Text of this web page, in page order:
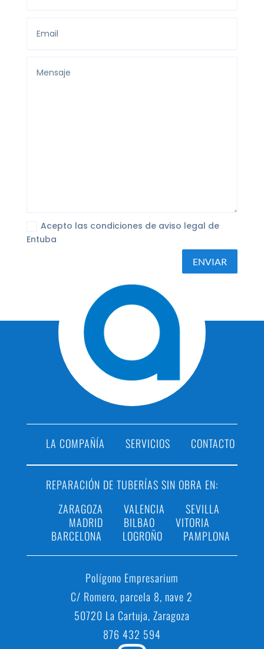
Acepto las condiciones de aviso legal de
Entuba
ENVIAR
LA COMPAÑÍA SERVICIOS CONTACTO
REPARACIÓN DE TUBERÍAS SIN OBRA EN:
ZARAGOZA
VALENCIA
SEVILLA
MADRID
BILBAO
VITORIA
BARCELONA
LOGROÑO PAMPLONA
Polígono Empresarium
C/ Romero, parcela 8, nave 2
50720 La Cartuja, Zaragoza
876 432 594